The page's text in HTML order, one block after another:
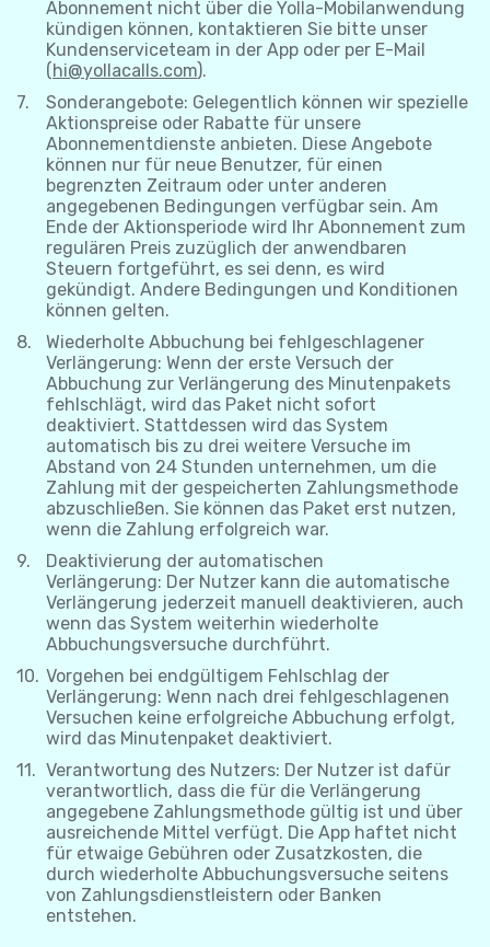
Abonnement nicht über die Yolla-Mobilanwendung
kündigen können, kontaktieren Sie bitte unser
Kundenserviceteam in der App oder per E-Mail
(hi@yollacalls.com).
Sonderangebote: Gelegentlich können wir spezielle
Aktionspreise oder Rabatte für unsere
Abonnementdienste anbieten. Diese Angebote
können nur für neue Benutzer, für einen
begrenzten Zeitraum oder unter anderen
angegebenen Bedingungen verfügbar sein. Am
Ende der Aktionsperiode wird Ihr Abonnement zum
regulären Preis zuzüglich der anwendbaren
Steuern fortgeführt, es sei denn, es wird
gekündigt. Andere Bedingungen und Konditionen
können gelten.
Wiederholte Abbuchung bei fehlgeschlagener
Verlängerung: Wenn der erste Versuch der
Abbuchung zur Verlängerung des Minutenpakets
fehlschlägt, wird das Paket nicht sofort
deaktiviert. Stattdessen wird das System
automatisch bis zu drei weitere Versuche im
Abstand von 24 Stunden unternehmen, um die
Zahlung mit der gespeicherten Zahlungsmethode
abzuschließen. Sie können das Paket erst nutzen,
wenn die Zahlung erfolgreich war.
Deaktivierung der automatischen
Verlängerung: Der Nutzer kann die automatische
Verlängerung jederzeit manuell deaktivieren, auch
wenn das System weiterhin wiederholte
Abbuchungsversuche durchführt.
Vorgehen bei endgültigem Fehlschlag der
Verlängerung: Wenn nach drei fehlgeschlagenen
Versuchen keine erfolgreiche Abbuchung erfolgt,
wird das Minutenpaket deaktiviert.
Verantwortung des Nutzers: Der Nutzer ist dafür
verantwortlich, dass die für die Verlängerung
angegebene Zahlungsmethode gültig ist und über
ausreichende Mittel verfügt. Die App haftet nicht
für etwaige Gebühren oder Zusatzkosten, die
durch wiederholte Abbuchungsversuche seitens
von Zahlungsdienstleistern oder Banken
entstehen.